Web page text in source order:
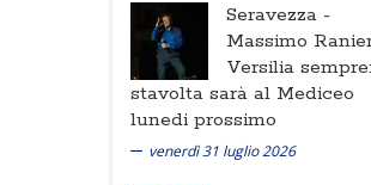
Seravezza -
Massimo
Versilia sempre:
stavolta sarà al Mediceo
lunedi prossimo
venerdì 31 luglio 2026